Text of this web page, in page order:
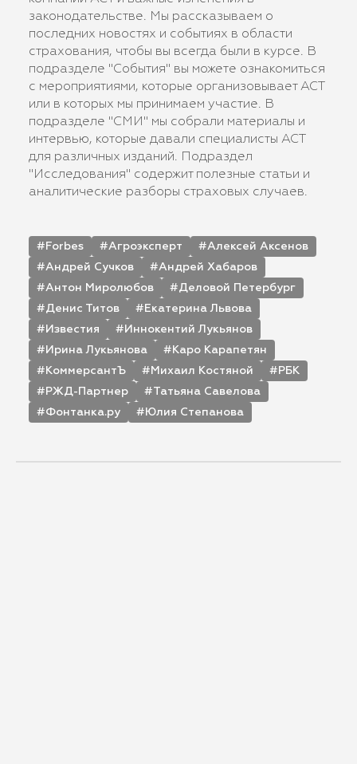
законодательстве. Мы рассказываем о
последних новостях и событиях в области
страхования, чтобы вы всегда были в курсе. В
подразделе "События" вы можете ознакомиться
с мероприятиями, которые организовывает АСТ
или в которых мы принимаем участие. В
подразделе "СМИ" мы собрали материалы и
интервью, которые давали специалисты АСТ
для различных изданий. Подраздел
"Исследования" содержит полезные статьи и
аналитические разборы страховых случаев.
Forbes Агроэксперт
Алексей Аксенов
Андрей Сучков
Андрей Хабаров
Антон Миролюбов
Деловой Петербург
Денис Титов
Екатерина Львова
Известия
Иннокентий Лукьянов
Ирина Лукьянова
Каро Карапетян
КоммерсантЪ
Михаил Костяной
РБК
РЖД-Партнер
Татьяна Савелова
Фонтанка.ру
Юлия Степанова